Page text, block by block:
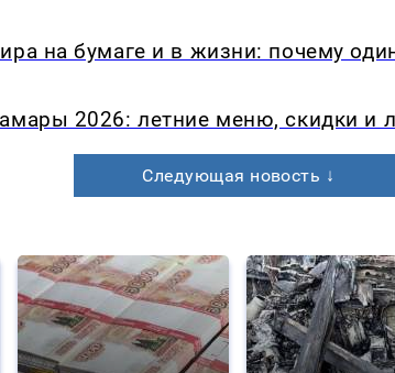
на бумаге и в жизни: почему
2026: летние меню, скидки и
Следующая новость ↓